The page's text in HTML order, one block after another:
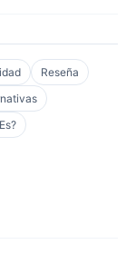
Reseña